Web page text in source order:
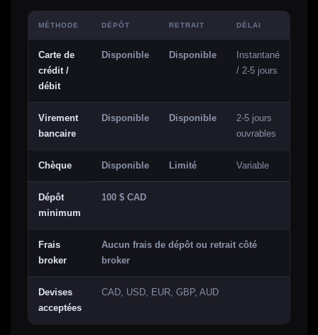
MÉTHODE DÉPÔT RETRAIT DÉLAI
Carte de
crédit /
débit
Disponible Disponible
Instantané
/ 2-5 jours
Virement
bancaire
Disponible Disponible
2-5 jours
ouvrables
Chèque Disponible Limité Variable
Dépôt
minimum
100 $ CAD
Frais
broker
Aucun frais de dépôt ou retrait côté
broker
Devises
acceptées
CAD, USD, EUR, GBP, AUD